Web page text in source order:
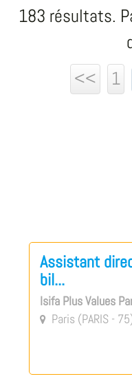
183 résultats.
<<
1
Assistant
bil...
Isifa Plus Values
 Paris (PARIS -